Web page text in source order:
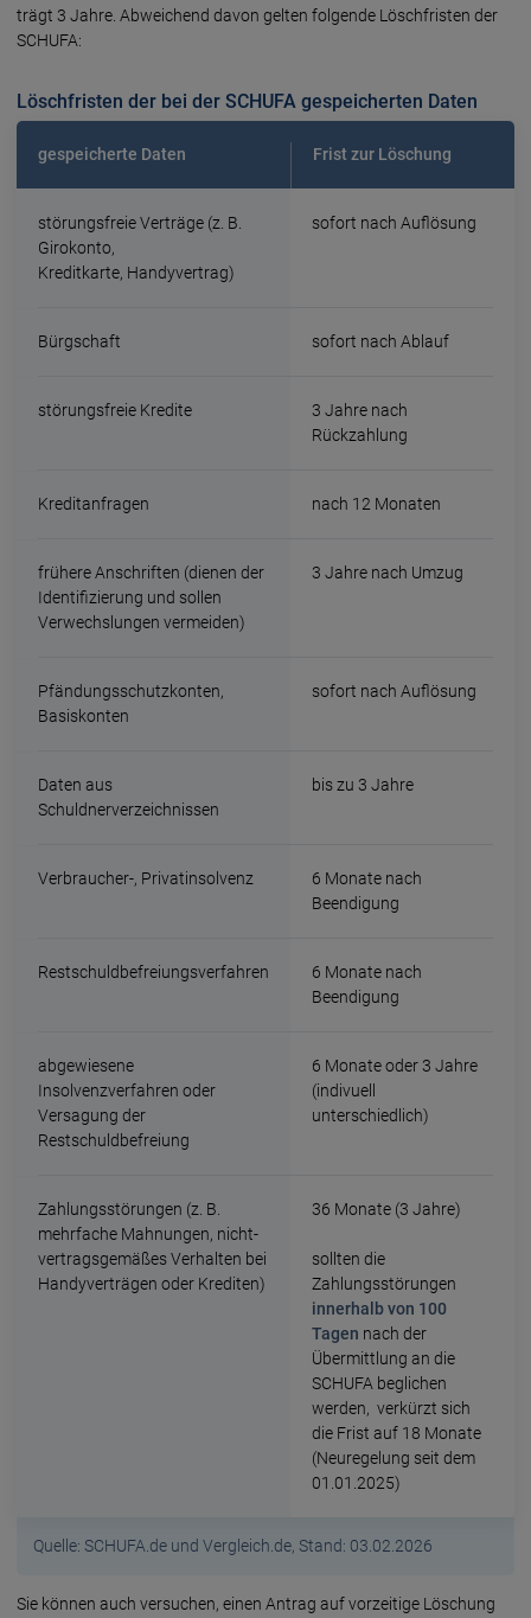
trägt 3 Jah­re. Ab­wei­chend davon gel­ten fol­gen­de Lösch­fris­ten der
SCHUFA:
Löschfristen der bei der SCHUFA gespeicherten Daten
gespeicherte Daten Frist zur Löschung
störungsfreie Verträge (z. B.
Girokonto,
Kreditkarte, Handyvertrag)
sofort nach Auflösung
Bürgschaft sofort nach Ablauf
störungsfreie Kredite
3 Jahre nach
Rückzahlung
Kreditanfragen nach 12 Monaten
frühere Anschriften (dienen der
Identifizierung und sollen
Verwechslungen vermeiden)
3 Jahre nach Umzug
Pfändungsschutzkonten,
Basiskonten
sofort nach Auflösung
Daten aus
Schuldnerverzeichnissen
bis zu 3 Jahre
Verbraucher-, Privatinsolvenz
6 Monate nach
Beendigung
Restschuldbefreiungsverfahren
6 Monate nach
Beendigung
abgewiesene
Insolvenzverfahren oder
Versagung der
Restschuldbefreiung
6 Monate oder 3 Jahre
(indivuell
unterschiedlich)
Zahlungsstörungen (z. B.
mehrfache Mahnungen, nicht-
vertragsgemäßes Verhalten bei
Handyverträgen oder Krediten)
36 Monate (3 Jahre)
sollten die
Zahlungsstörungen
innerhalb von 100
Tagen nach der
Übermittlung an die
SCHUFA beglichen
werden, verkürzt sich
die Frist auf 18 Monate
(Neuregelung seit dem
01.01.2025)
Quelle: SCHUFA.de und Vergleich.de, Stand: 03.02.2026
Sie können auch versuchen, einen An­trag auf vor­zeitige Lö­schung